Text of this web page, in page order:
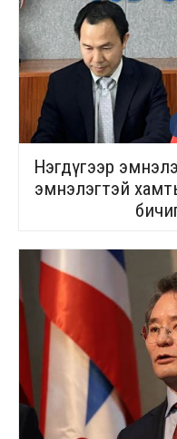
Нэгдүгээр
эмнэлэгтэй